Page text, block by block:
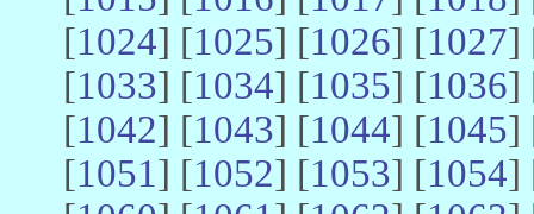
[1024] [1025] [1026] [1027]
[1033] [1034] [1035] [1036]
[1042] [1043] [1044] [1045]
[1051] [1052] [1053] [1054]